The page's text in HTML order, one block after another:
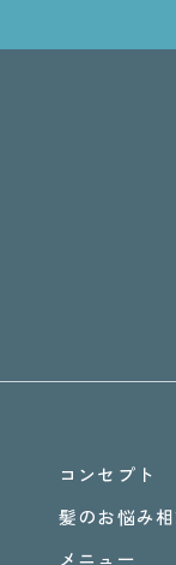
コンセプト
髪のお悩み
メニュー